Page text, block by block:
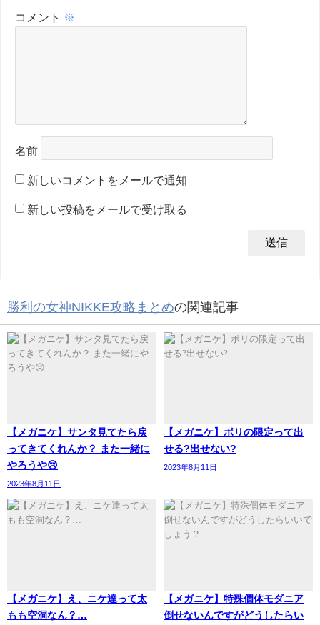
コメント ※
名前
新しいコメントをメールで通知
新しい投稿をメールで受け取る
勝利の女神NIKKE攻略まとめの関連記事
【メガニケ】サンタ見てたら戻
ってきてくれんか？ また一緒に
やろうや😢
2023年8月11日
【メガニケ】ポリの限定って出
せる?出せない?
2023年8月11日
【メガニケ】え、ニケ達って太
もも空洞なん？…
【メガニケ】特殊個体モダニア
倒せないんですがどうしたらい